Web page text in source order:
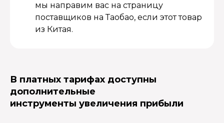
мы направим вас на страницу
поставщиков на Таобао, если этот товар
из Китая.
В платных тарифах доступны
дополнительные
инструменты увеличения прибыли